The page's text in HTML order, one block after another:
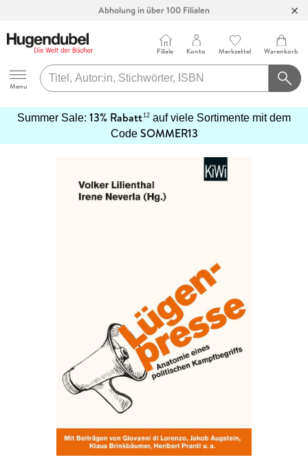
Abholung in über 100 Filialen
Hugendubel
Menu
Filiale Konto Merkzettel Warenkorb
Summer Sale: 13% Rabatt12 auf viele Sortimente mit dem
Code SOMMER13
erfahren